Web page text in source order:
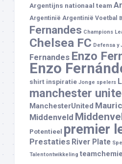
Argentijns nationaal team
Argentinië Argentinië Voetbal
Fernandes Champions
Chelsea FC Defensa y
Fernandes Enzo
Enzo
shirt inspiratie Jonge spelers
manchester
ManchesterUnited
Middenveld
Potentieel premier
Prestaties River Plate
Talentontwikkeling teamchemie